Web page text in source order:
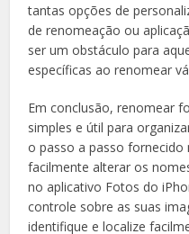
tantas opções de
de renomeação ou
ser um obstáculo para
específicas ao renomear
Em conclusão, renomear
simples e útil para
o passo a passo
facilmente alterar os
no aplicativo Fotos do
controle sobre as suas
identifique e localize